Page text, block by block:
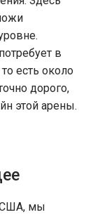
в
есть около
дорого,
этой арены.
США, мы